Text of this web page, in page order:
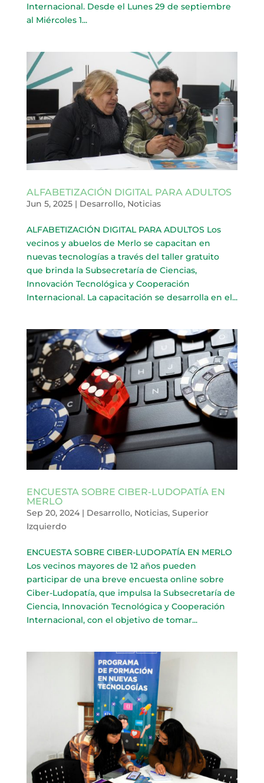
Internacional. Desde el Lunes 29 de septiembre
al Miércoles 1...
ALFABETIZACIÓN DIGITAL PARA ADULTOS
Jun 5, 2025| Desarrollo, Noticias
ALFABETIZACIÓN DIGITAL PARA ADULTOS Los
vecinos y abuelos de Merlo se capacitan en
nuevas tecnologías a través del taller gratuito
que brinda la Subsecretaría de Ciencias,
Innovación Tecnológica y Cooperación
Internacional. La capacitación se desarrolla en el...
ENCUESTA SOBRE CIBER-LUDOPATÍA EN
MERLO
Sep 20, 2024| Desarrollo, Noticias, Superior
Izquierdo
ENCUESTA SOBRE CIBER-LUDOPATÍA EN MERLO
Los vecinos mayores de 12 años pueden
participar de una breve encuesta online sobre
Ciber-Ludopatía, que impulsa la Subsecretaría de
Ciencia, Innovación Tecnológica y Cooperación
Internacional, con el objetivo de tomar...